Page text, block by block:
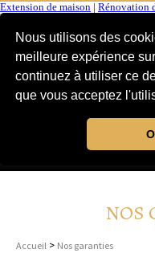
Nous utilisons des
meilleure expérience
continuez à utiliser ce
que vous acceptez
Extension de maison Rénovation
NOS
Accueil > Nos garanties